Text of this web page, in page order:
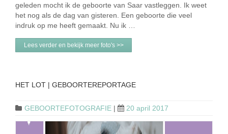
geleden mocht ik de geboorte van Saar vastleggen. Ik weet
het nog als de dag van gisteren. Een geboorte die veel
indruk op me heeft gemaakt. Nu ik …
Lees verder en bekijk meer foto's >>
HET LOT | GEBOORTEREPORTAGE
GEBOORTEFOTOGRAFIE | 20 april 2017